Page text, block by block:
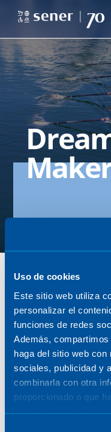
Uso de cookies
Este sitio web utiliza
personalizar el
funciones de redes
Además,
haga del sitio web
sociales, publicidad y
combinarla con otra
proporcionado o que
SENER TALENTO
SEE
POSTS